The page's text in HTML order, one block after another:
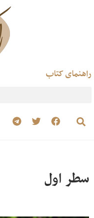
راهنمای کتاب
سطر اول